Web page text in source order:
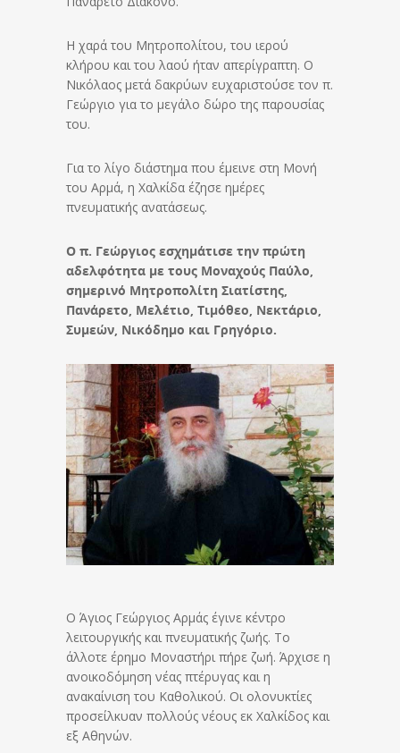
Η χαρά του Μητροπολίτου, του ιερού
κλήρου και του λαού ήταν απερίγραπτη. Ο
Νικόλαος μετά δακρύων ευχαριστούσε τον π.
Γεώργιο για το μεγάλο δώρο της παρουσίας
του.
Για το λίγο διάστημα που έμεινε στη Μονή
του Αρμά, η Χαλκίδα έζησε ημέρες
πνευματικής ανατάσεως.
Ο π. Γεώργιος εσχημάτισε την πρώτη
αδελφότητα με τους Μοναχούς Παύλο,
σημερινό Μητροπολίτη Σιατίστης,
Πανάρετο, Μελέτιο, Τιμόθεο, Νεκτάριο,
Συμεών, Νικόδημο και Γρηγόριο.
Ο Άγιος Γεώργιος Αρμάς έγινε κέντρο
λειτουργικής και πνευματικής ζωής. Το
άλλοτε έρημο Μοναστήρι πήρε ζωή. Άρχισε η
ανοικοδόμηση νέας πτέρυγας και η
ανακαίνιση του Καθολικού. Οι ολονυκτίες
προσείλκυαν πολλούς νέους εκ Χαλκίδος και
εξ Αθηνών.